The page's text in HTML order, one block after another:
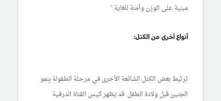
مبنية على الوزن وآمنة للغاية."
أنواع أخرى من الكتل:
ترتبط بعض الكتل الشائعة الأخرى في مرحلة الطفولة بنمو
الجنين قبل ولادة الطفل. قد يظهر كيس القناة الدرقية